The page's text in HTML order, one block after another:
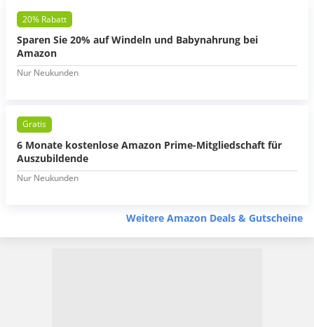
20% Rabatt
Sparen Sie 20% auf Windeln und Babynahrung bei
Amazon
Nur Neukunden
Gratis
6 Monate kostenlose Amazon Prime-Mitgliedschaft für
Auszubildende
Nur Neukunden
Weitere Amazon Deals & Gutscheine